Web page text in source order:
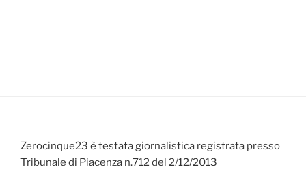
Zerocinque23 è testata giornalistica registrata presso
Tribunale di Piacenza n.712 del 2/12/2013